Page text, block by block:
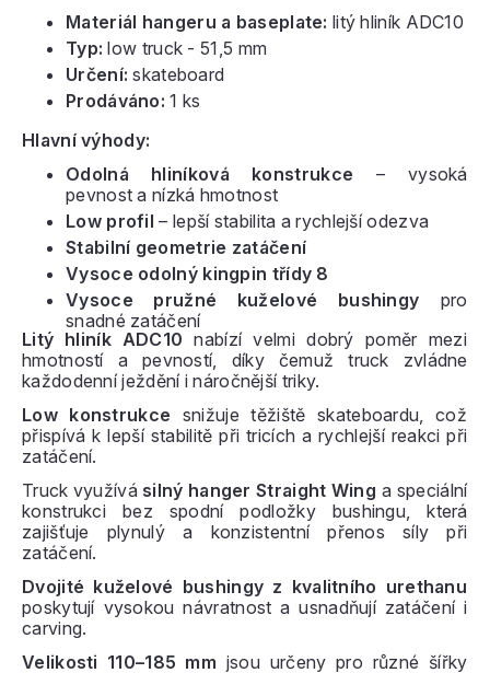
Materiál hangeru a baseplate: litý hliník ADC10
Typ: low truck - 51,5 mm
Určení: skateboard
Prodáváno: 1 ks
Hlavní výhody:
Odolná hliníková konstrukce – vysoká
pevnost a nízká hmotnost
Low profil – lepší stabilita a rychlejší odezva
Stabilní geometrie zatáčení
Vysoce odolný kingpin třídy 8
Vysoce pružné kuželové bushingy pro
snadné zatáčení
Litý hliník ADC10 nabízí velmi dobrý poměr mezi
hmotností a pevností, díky čemuž truck zvládne
každodenní ježdění i náročnější triky.
Low konstrukce snižuje těžiště skateboardu, což
přispívá k lepší stabilitě při tricích a rychlejší reakci při
zatáčení.
Truck využívá silný hanger Straight Wing a speciální
konstrukci bez spodní podložky bushingu, která
zajišťuje plynulý a konzistentní přenos síly při
zatáčení.
Dvojité kuželové bushingy z kvalitního urethanu
poskytují vysokou návratnost a usnadňují zatáčení i
carving.
Velikosti 110–185 mm jsou určeny pro různé šířky